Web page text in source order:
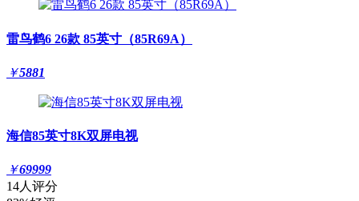
雷鸟鹤6 26款 85英寸（85R69A）
￥5881
海信85英寸8K双屏电视
￥69999
14人评分